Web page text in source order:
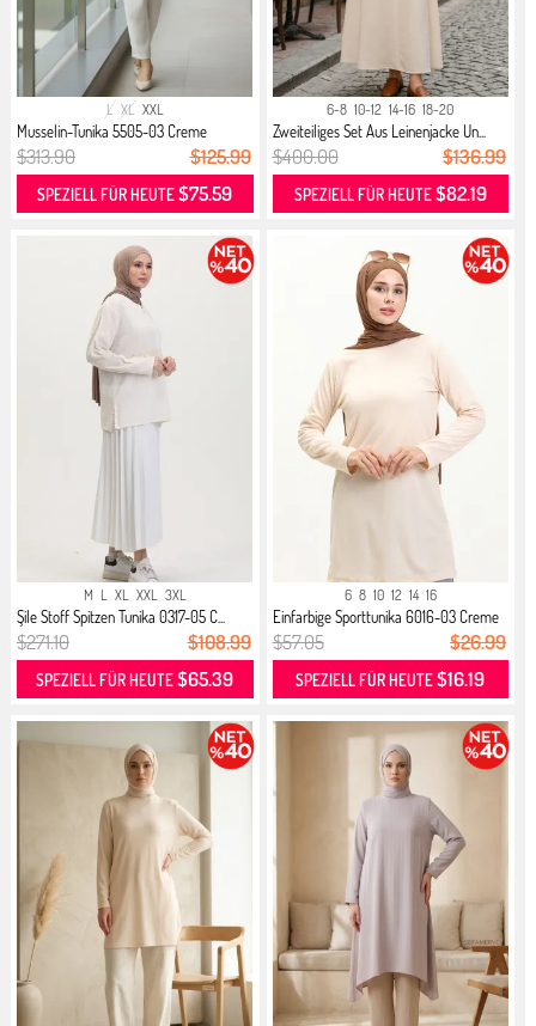
L XL XXL
Musselin-Tunika 5505-03 Creme
$313.90 $125.99
SPEZIELL FÜR HEUTE$75.59
6-8 10-12 14-16 18-20
Zweiteiliges Set Aus Leinenjacke Un...
$400.00 $136.99
SPEZIELL FÜR HEUTE$82.19
M L XL XXL 3XL
Şile Stoff Spitzen Tunika 0317-05 C...
$271.10 $108.99
SPEZIELL FÜR HEUTE$65.39
6 8 10 12 14 16
Einfarbige Sporttunika 6016-03 Creme
$57.05 $26.99
SPEZIELL FÜR HEUTE$16.19